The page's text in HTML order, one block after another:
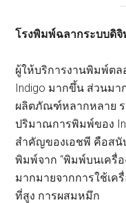
โรงพิมพ์ฉลากระบบดิ
ผู้ให้บริการงานพิมพ์ต
Indigo มากขึ้น ส่วนมา
ผลิตภัณฑ์หลากหลาย ร
ปริมาณการพิมพ์ของ
สำคัญของเอชพี คือสนั
พิมพ์จาก “พิมพ์บนเครื่
มากมายจากการใช้เค
ที่สูง การผสมหมึก